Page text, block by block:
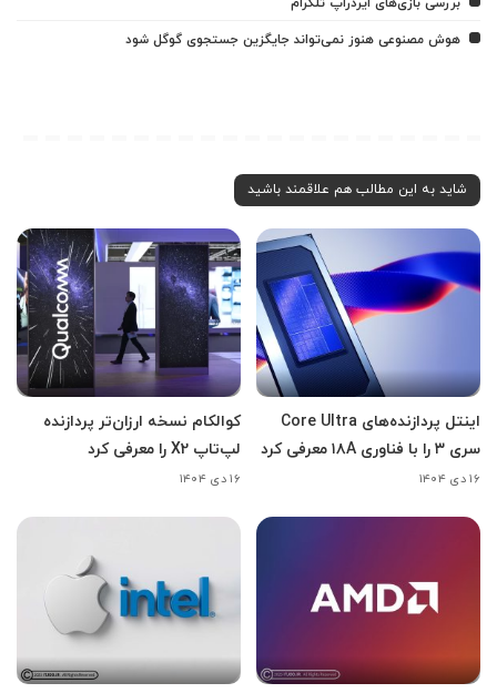
هوش مصنوعی هنوز نمی‌تواند جایگزین جستجوی گوگل شود
شاید به این مطالب هم علاقمند باشید
اینتل پردازنده‌های Core Ultra
سری ۳ را با فناوری ۱۸A معرفی کرد
۱۶ دی ۱۴۰۴
کوالکام نسخه ارزان‌تر پردازنده
لپ‌تاپ X2 را معرفی کرد
۱۶ دی ۱۴۰۴